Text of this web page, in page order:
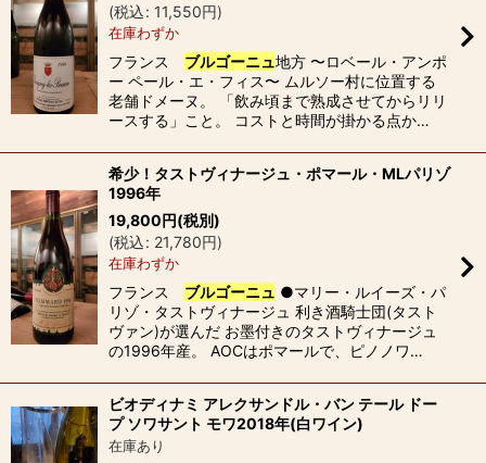
(税込: 11,550円)
在庫わずか
フランス ブルゴーニュ地方 〜ロベール・アンポ
ー ペール・エ・フィス〜 ムルソー村に位置する
老舗ドメーヌ。 「飲み頃まで熟成させてからリリ
ースする」こと。 コストと時間が掛かる点か…
希少！タストヴィナージュ・ポマール・MLパリゾ
1996年
19,800円(税別)
(税込: 21,780円)
在庫わずか
フランス ブルゴーニュ ●マリー・ルイーズ・パ
リゾ・タストヴィナージュ 利き酒騎士団(タスト
ヴァン)が選んだ お墨付きのタストヴィナージュ
の1996年産。 AOCはポマールで、ピノノワ…
ビオディナミ アレクサンドル・バン テール ドー
プ ソワサント モワ2018年(白ワイン)
在庫あり